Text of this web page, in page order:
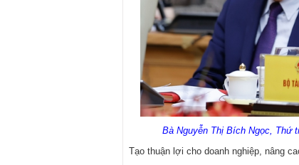
Bà Nguyễn Thị Bích Ngọc, Thứ
Tạo thuận lợi cho doanh nghiệp, nâng